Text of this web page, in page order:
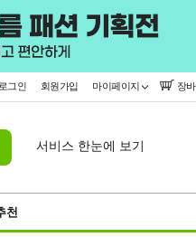
로그인 회원가입 마이페이지 장
서비스 한눈에 보기
천